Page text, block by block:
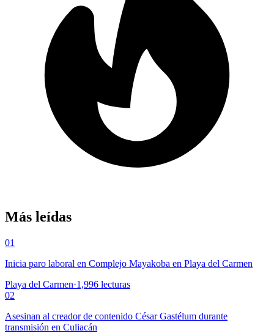
Más leídas
01
Inicia paro laboral en Complejo Mayakoba en Playa del Carmen
Playa del Carmen·1,996 lecturas
02
Asesinan al creador de contenido César Gastélum durante
transmisión en Culiacán